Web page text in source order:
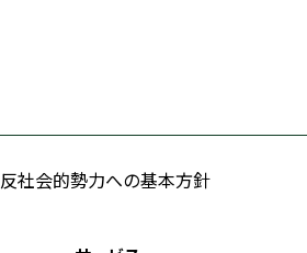
反社会的勢力への基本方針